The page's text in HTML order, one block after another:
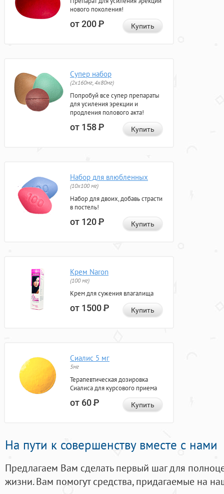
нового поколения!
от 200Р Купить
Супер набор
(2х160мг, 4х80мг)
Попробуй все супер препараты
для усиления эрекции и
продления полового акта!
от 158Р Купить
Набор для влюбленных
(10х100 мг)
Набор для двоих, добавь страсти
в постель!
от 120Р Купить
Крем Naron
(100 мг)
Крем для сужения влагалища
от 1500Р Купить
Сиалис 5 мг
5мг
Терапевтическая дозировка
Сиалиса для курсового приема
от 60Р Купить
На пути к совершенству вместе с нами
Предлагаем Вам сделать первый шаг для
жизни. Вам помогут средства, придагаемые на